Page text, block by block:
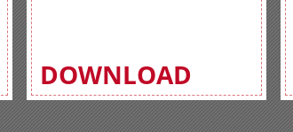
DOWNLOAD